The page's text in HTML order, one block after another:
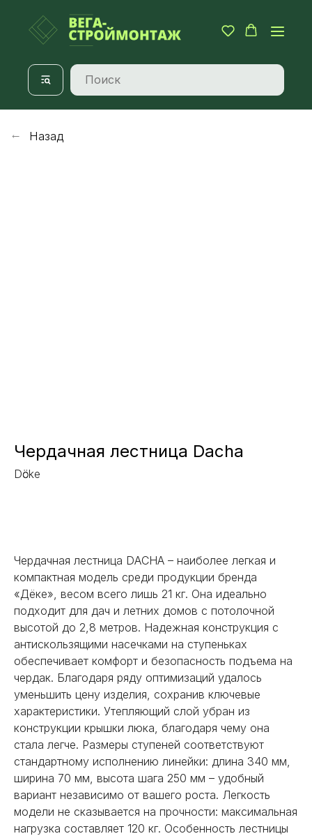
Назад
Чердачная лестница Dacha
Dӧcke
Чердачная лестница DACHA – наиболее легкая и
компактная модель среди продукции бренда
«Дёке», весом всего лишь 21 кг. Она идеально
подходит для дач и летних домов с потолочной
высотой до 2,8 метров. Надежная конструкция с
антискользящими насечками на ступеньках
обеспечивает комфорт и безопасность подъема на
чердак. Благодаря ряду оптимизаций удалось
уменьшить цену изделия, сохранив ключевые
характеристики. Утепляющий слой убран из
конструкции крышки люка, благодаря чему она
стала легче. Размеры ступеней соответствуют
стандартному исполнению линейки: длина 340 мм,
ширина 70 мм, высота шага 250 мм – удобный
вариант независимо от вашего роста. Легкость
модели не сказывается на прочности: максимальная
нагрузка составляет 120 кг. Особенность лестницы